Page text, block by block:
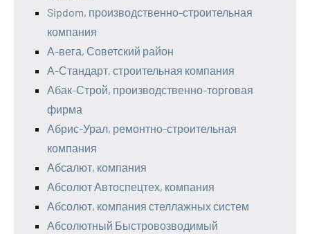
Sipdom, производственно-строительная
компания
А-вега, Советский район
А-Стандарт, строительная компания
Абак-Строй, производственно-торговая
фирма
Абрис-Урал, ремонтно-строительная
компания
Абсалют, компания
Абсолют Автоспецтех, компания
Абсолют, компания стеллажных систем
Абсолютный Быстровозводимый